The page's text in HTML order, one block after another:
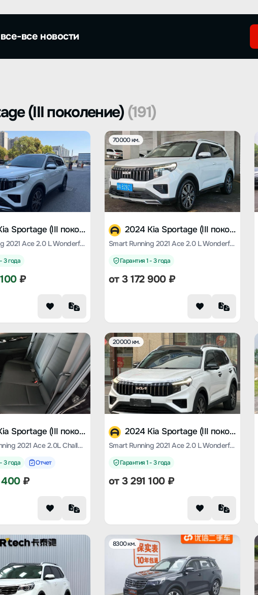
все новости
(III поколение) (191)
2022 Kia Sportage (III поколение)
Smart Running 2021 Ace 2.0 L Wonderful Version
3 года
₽
70000 км.
2024 Kia Sportage (III поколение)
Smart Running 2021 Ace 2.0 L Wonderful Version
Гарантия 1 - 3 года
от3 172 900₽
2022 Kia Sportage (III поколение)
Kia Smart Running 2021 Ace 2.0L Challenge Edition
3 года Отчет
₽
20000 км.
2024 Kia Sportage (III поколение)
Smart Running 2021 Ace 2.0 L Wonderful Version
Гарантия 1 - 3 года
от3 291 100₽
8300 км.